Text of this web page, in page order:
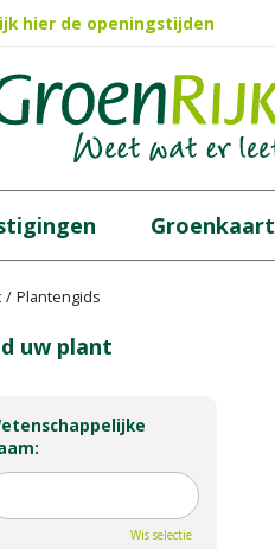
Plantengids
hier de openingstijden
Groenkaart
uw plant
Wis selectie